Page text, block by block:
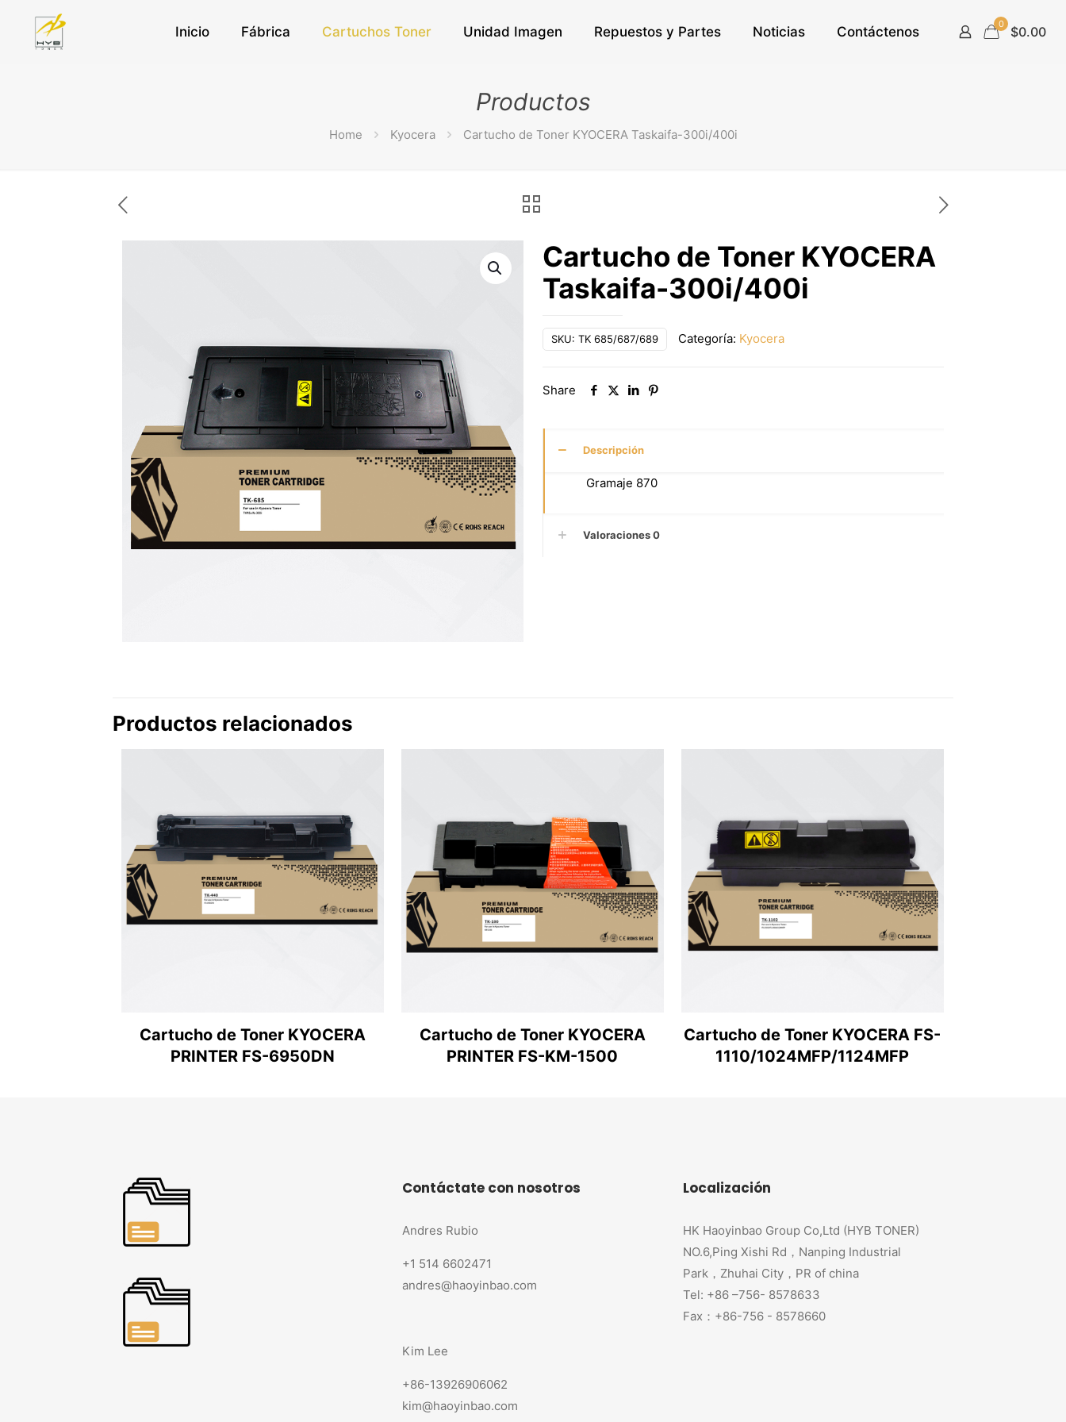
Inicio Fábrica Cartuchos Toner Unidad Imagen Repuestos y Partes Noticias Contáctenos 0 $0.00
Productos
Home Kyocera Cartucho de Toner KYOCERA Taskaifa-300i/400i
Cartucho de Toner KYOCERA
Taskaifa-300i/400i
SKU: TK 685/687/689 Categoría: Kyocera
Share
Descripción
Gramaje 870
Valoraciones0
Productos relacionados
Cartucho de Toner KYOCERA
PRINTER FS-6950DN
Cartucho de Toner KYOCERA
PRINTER FS-KM-1500
Cartucho de Toner KYOCERA FS-
1110/1024MFP/1124MFP
Contáctate con nosotros
Andres Rubio
+1 514 6602471
andres@haoyinbao.com
Kim Lee
+86-13926906062
kim@haoyinbao.com
Localización
HK Haoyinbao Group Co,Ltd (HYB TONER)
NO.6,Ping Xishi Rd，Nanping Industrial
Park，Zhuhai City，PR of china
Tel: +86 –756- 8578633
Fax：+86-756 - 8578660